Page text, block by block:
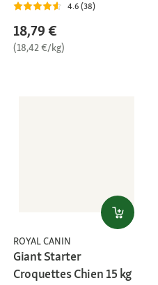
4.6 (38)
18,79 €
(18,42 €/kg)
ROYAL CANIN
Giant Starter
Croquettes Chien 15 kg